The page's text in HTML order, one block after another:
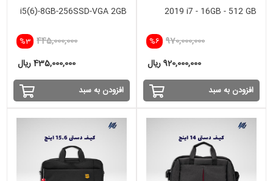
2019 i7 - 16GB - 512 GB
%6 970,000,000
920,000,000 ریال
افزودن به سبد
i5(6)-8GB-256SSD-VGA 2GB
%3 445,000,000
435,000,000 ریال
افزودن به سبد